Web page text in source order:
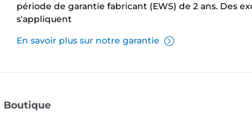
période de garantie fabricant (EWS) de 2 ans. Des
s'appliquent
En savoir plus sur notre garantie
Boutique